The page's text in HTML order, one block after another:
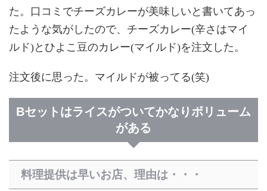
た。口コミでチーズカレーが美味しいと書いてあっ
たような気がしたので、チーズカレー(辛さはマイ
ルド)とひよこ豆のカレー(マイルド)を注文した。
注文後に思った。マイルドが被ってる(笑)
Bセットはライスがついてかなりボリューム
がある
料理提供は早いお店、理由は・・・